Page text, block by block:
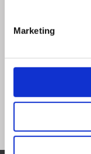
Marketing
Lesezeichen.
Vorheriges Bild